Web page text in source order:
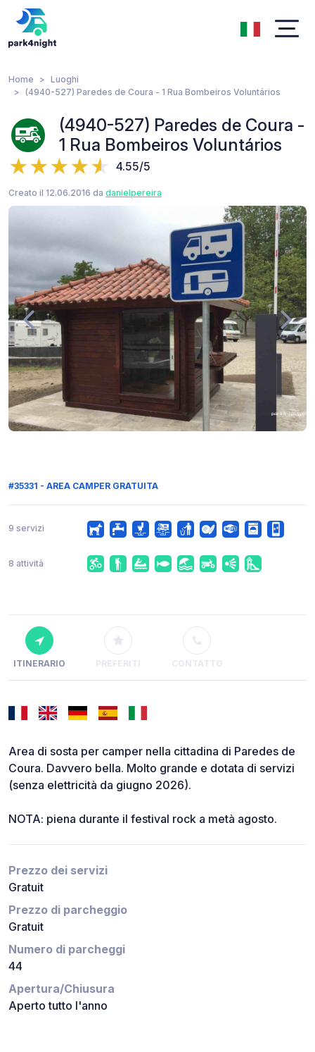
Home
Luoghi
(4940-527) Paredes de Coura - 1 Rua Bombeiros Voluntários
(4940-527) Paredes de Coura -
1 Rua Bombeiros Voluntários
4.55/5
Creato il 12.06.2016 da danielpereira
#35331 - AREA CAMPER GRATUITA
9 servizi
8 attività
ITINERARIO PREFERITI CONTATTO
Area di sosta per camper nella cittadina di Paredes de
Coura. Davvero bella. Molto grande e dotata di servizi
(senza elettricità da giugno 2026).
NOTA: piena durante il festival rock a metà agosto.
Prezzo dei servizi
Gratuit
Prezzo di parcheggio
Gratuit
Numero di parcheggi
44
Apertura/Chiusura
Aperto tutto l'anno